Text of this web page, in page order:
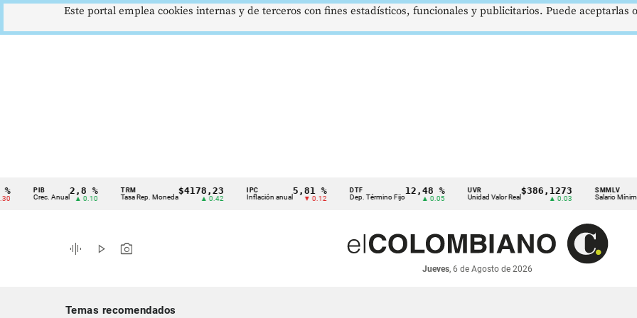
Cintillo
indicadores
económicos
PIB
Crec. Anual
2,8 %
▲ 0.10
TRM
Tasa Rep. Moneda
$4178,23
▲ 0.42
IPC
Inflación anual
5,81 %
▼ 0.12
DTF
Dep. Término Fijo
12,48 %
▲ 0.05
UVR
Unidad Valor Real
$386,1273 SMMLV
Salario Mínimo
graphic_eq play_arrow photo_camera
Jueves, 6 de Agosto de 2026
Temas recomendados
Este portal emplea cookies internas y de terceros con fines estadísticos, funcionales y publicitarios. Puede aceptarlas